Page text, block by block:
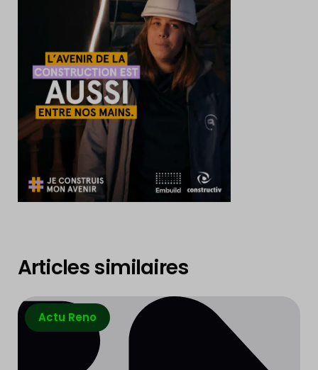
Articles similaires
Actu Reno